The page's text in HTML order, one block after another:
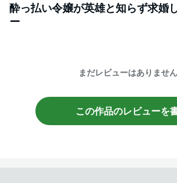
酔っ払い令嬢が英雄と知らず求婚
ー
まだレビューはありません
この作品のレビューを